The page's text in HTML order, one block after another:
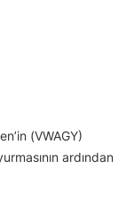
(VWAGY)
ardından